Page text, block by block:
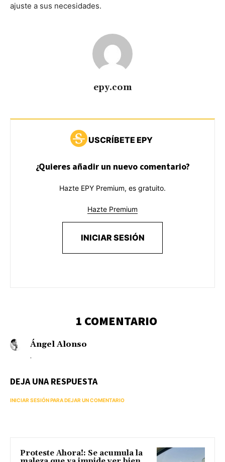
ajuste a sus necesidades.
epy.com
USCRÍBETE EPY
¿Quieres añadir un nuevo comentario?
Hazte EPY Premium, es gratuito.
Hazte Premium
INICIAR SESIÓN
1 COMENTARIO
Ángel Alonso
.
DEJA UNA RESPUESTA
INICIAR SESIÓN PARA DEJAR UN COMENTARIO
Proteste Ahora!: Se acumula la